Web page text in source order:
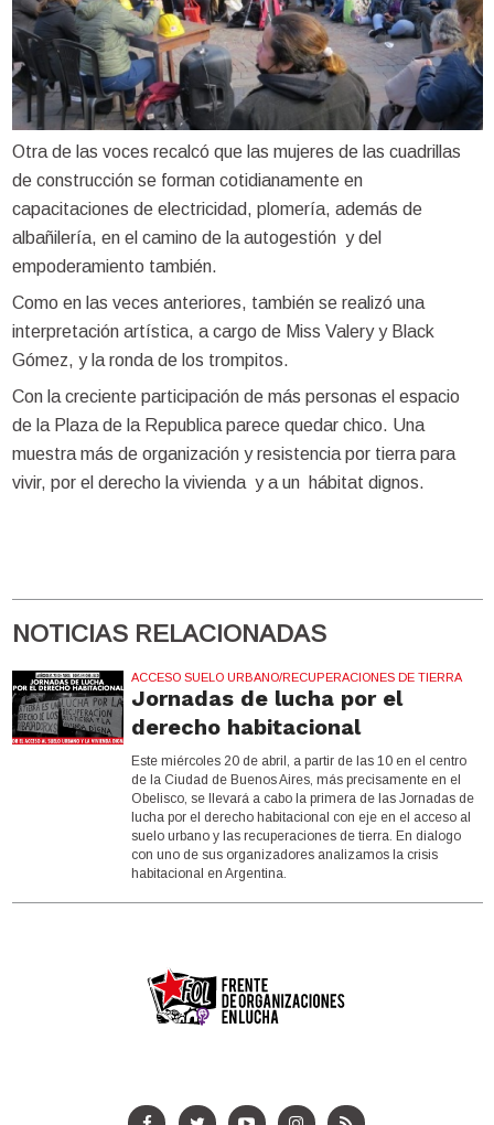
Otra de las voces recalcó que las mujeres de las cuadrillas
de construcción se forman cotidianamente en
capacitaciones de electricidad, plomería, además de
albañilería, en el camino de la autogestión y del
empoderamiento también.
Como en las veces anteriores, también se realizó una
interpretación artística, a cargo de Miss Valery y Black
Gómez, y la ronda de los trompitos.
Con la creciente participación de más personas el espacio
de la Plaza de la Republica parece quedar chico. Una
muestra más de organización y resistencia por tierra para
vivir, por el derecho la vivienda y a un hábitat dignos.
NOTICIAS RELACIONADAS
ACCESO SUELO URBANO/RECUPERACIONES DE TIERRA
Jornadas de lucha por el
derecho habitacional
Este miércoles 20 de abril, a partir de las 10 en el centro
de la Ciudad de Buenos Aires, más precisamente en el
Obelisco, se llevará a cabo la primera de las Jornadas de
lucha por el derecho habitacional con eje en el acceso al
suelo urbano y las recuperaciones de tierra. En dialogo
con uno de sus organizadores analizamos la crisis
habitacional en Argentina.